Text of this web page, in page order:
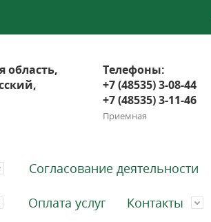
область,
Телефоны:
+7 (48535) 3-08-44
+7 (48535) 3-11-46
Приемная
Согласование деятельности
Оплата услуг Контакты